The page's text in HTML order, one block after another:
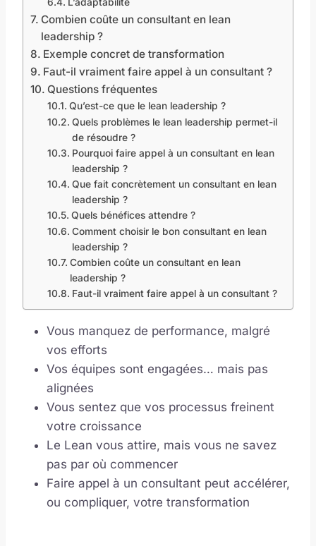
Combien coûte un consultant en lean
leadership ?
Exemple concret de transformation
Faut-il vraiment faire appel à un consultant ?
Questions fréquentes
Qu’est-ce que le lean leadership ?
Quels problèmes le lean leadership permet-il
de résoudre ?
Pourquoi faire appel à un consultant en lean
leadership ?
Que fait concrètement un consultant en lean
leadership ?
Quels bénéfices attendre ?
Comment choisir le bon consultant en lean
leadership ?
Combien coûte un consultant en lean
leadership ?
Faut-il vraiment faire appel à un consultant ?
Vous manquez de performance, malgré
vos efforts
Vos équipes sont engagées… mais pas
alignées
Vous sentez que vos processus freinent
votre croissance
Le Lean vous attire, mais vous ne savez
pas par où commencer
Faire appel à un consultant peut accélérer,
ou compliquer, votre transformation